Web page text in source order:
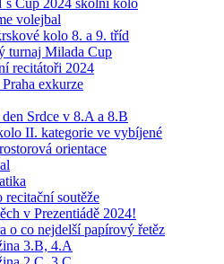
Cup 2024 školní kolo
volejbal
kolo 8. a 9. tříd
turnaj Milada Cup
recitátoři 2024
exkurze
Srdce v 8.A a 8.B
II. kategorie ve vybíjené
orientace
soutěže
v Prezentiádě 2024!
o co nejdelší papírový řetěz
3.B, 4.A